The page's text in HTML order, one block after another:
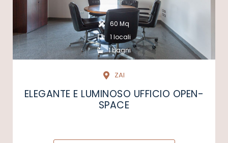
60 Mq
1 locali
1 bagni
ZAI
ELEGANTE E LUMINOSO UFFICIO OPEN-
SPACE